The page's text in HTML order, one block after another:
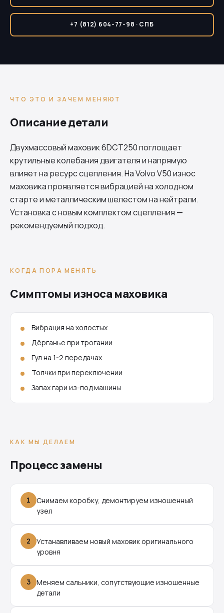
+7 (812) 604-77-98 · СПБ
ЧТО ЭТО И ЗАЧЕМ МЕНЯЮТ
Описание детали
Двухмассовый маховик6DCT250поглощает
крутильные колебания двигателя и напрямую
влияет на ресурс сцепления. На Volvo V50 износ
маховика проявляется вибрацией на холодном
старте и металлическим шелестом на нейтрали.
Установка с новым комплектом сцепления —
рекомендуемый подход.
КОГДА ПОРА МЕНЯТЬ
Симптомы износа маховика
Вибрация на холостых
Дёрганье при трогании
Гул на 1-2 передачах
Толчки при переключении
Запах гари из-под машины
КАК МЫ ДЕЛАЕМ
Процесс замены
1
Снимаем коробку, демонтируем изношенный
узел
2
Устанавливаем новый маховик оригинального
уровня
3
Меняем сальники, сопутствующие изношенные
детали